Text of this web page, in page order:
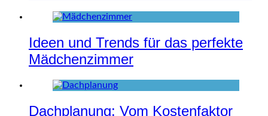
Ideen und Trends für das perfekte
Mädchenzimmer
Dachplanung: Vom Kostenfaktor